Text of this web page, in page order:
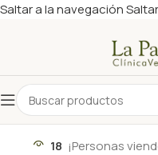
Saltar a la navegación
18 ¡Personas